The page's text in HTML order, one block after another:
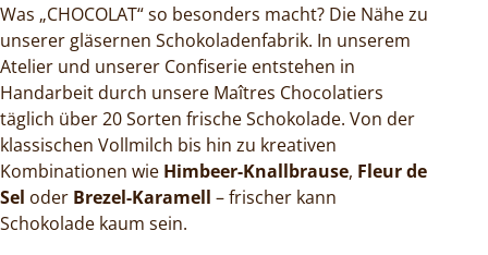
Was „CHOCOLAT“ so besonders macht? Die Nähe zu
unserer gläsernen Schokoladenfabrik. In unserem
Atelier und unserer Confiserie entstehen in
Handarbeit durch unsere Maîtres Chocolatiers
täglich über 20 Sorten frische Schokolade. Von der
klassischen Vollmilch bis hin zu kreativen
Kombinationen wie Himbeer-Knallbrause, Fleur de
Sel oder Brezel-Karamell – frischer kann
Schokolade kaum sein.